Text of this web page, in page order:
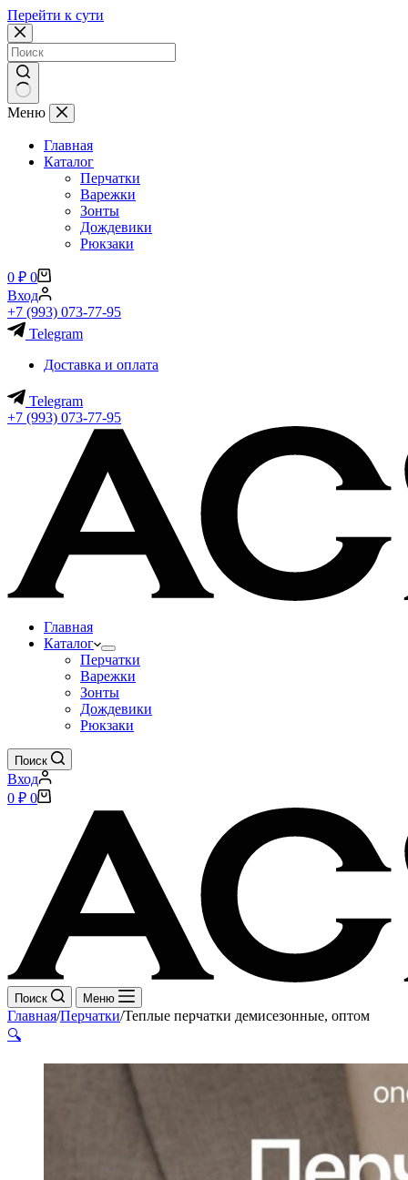
Перейти к сути
Ничего
найдено
Меню
Главная
Каталог
Перчатки
Варежки
Зонты
Дождевики
Рюкзаки
Корзина
0 ₽ 0
Вход
+7 (993) 073-77-95
Telegram
Доставка и оплата
Telegram
+7 (993) 073-77-95
Главная
Каталог
Перчатки
Варежки
Зонты
Дождевики
Рюкзаки
Поиск
Вход
Корзина
0 ₽ 0
Поиск Меню
Главная/Перчатки/Теплые перчатки демисезонные, оптом
🔍